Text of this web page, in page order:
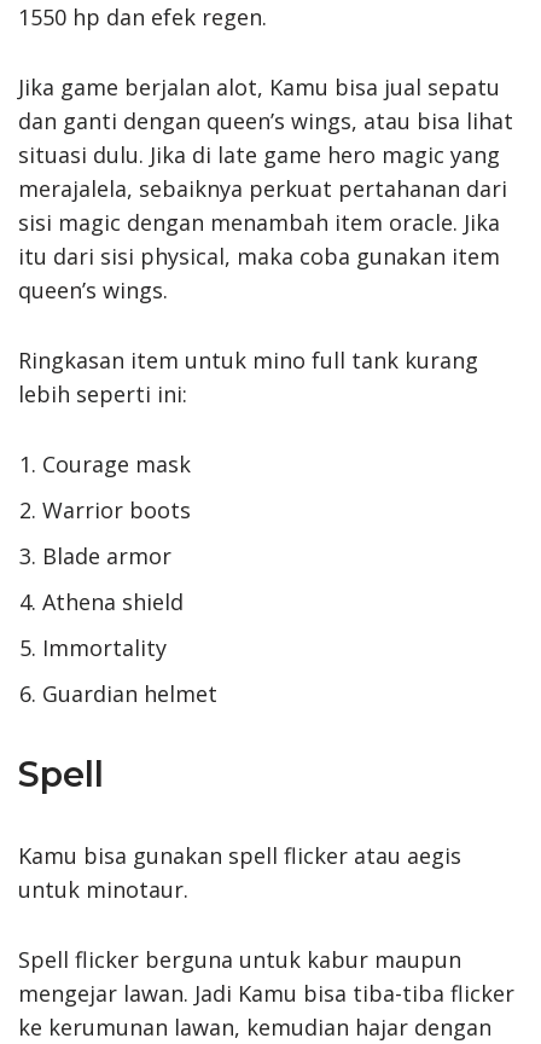
1550 hp dan efek regen.
Jika game berjalan alot, Kamu bisa jual sepatu
dan ganti dengan queen’s wings, atau bisa lihat
situasi dulu. Jika di late game hero magic yang
merajalela, sebaiknya perkuat pertahanan dari
sisi magic dengan menambah item oracle. Jika
itu dari sisi physical, maka coba gunakan item
queen’s wings.
Ringkasan item untuk mino full tank kurang
lebih seperti ini:
Courage mask
Warrior boots
Blade armor
Athena shield
Immortality
Guardian helmet
Spell
Kamu bisa gunakan spell flicker atau aegis
untuk minotaur.
Spell flicker berguna untuk kabur maupun
mengejar lawan. Jadi Kamu bisa tiba-tiba flicker
ke kerumunan lawan, kemudian hajar dengan